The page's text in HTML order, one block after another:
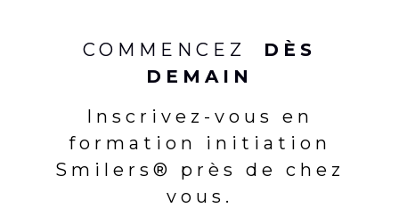
COMMENCEZ DÈS
DEMAIN
Inscrivez-vous en
formation initiation
Smilers® près de chez
vous.